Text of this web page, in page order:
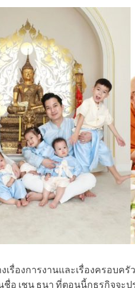
เรื่องการงานและเรื่องครอบ
อ เชน ธนา ที่ตอนนี้กธุรกิจจะ